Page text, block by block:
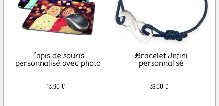
Tapis de souris
personnalisé avec photo
13,90 €
Bracelet Infini
personnalisé
36,00 €